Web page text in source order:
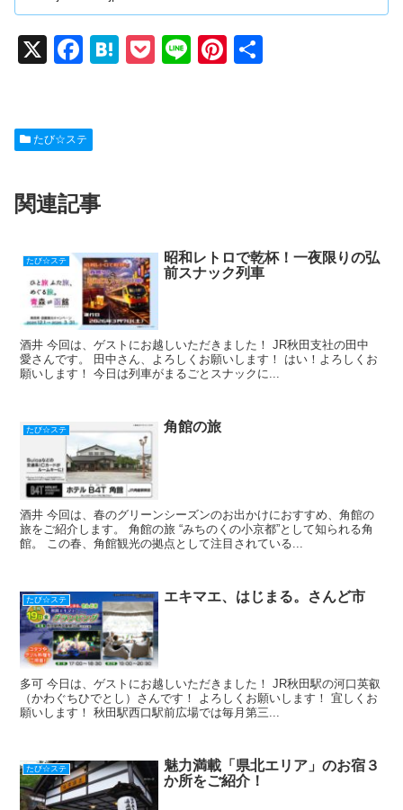
X
F
e
o
o
k
H
P
Li
Pi
たび☆ステ
関連記事
たび☆ステ
昭和レトロで乾杯！一夜限りの弘
前スナック列車
酒井 今回は、ゲストにお越しいただきました！ JR秋田支社の田中
愛さんです。 田中さん、よろしくお願いします！ はい！よろしくお
願いします！ 今日は列車がまるごとスナックに...
たび☆ステ 角館の旅
酒井 今回は、春のグリーンシーズンのお出かけにおすすめ、角館の
旅をご紹介します。 角館の旅 “みちのくの小京都”として知られる角
館。 この春、角館観光の拠点として注目されている...
たび☆ステ エキマエ、はじまる。さんど市
多可 今日は、ゲストにお越しいただきました！ JR秋田駅の河口英叡
（かわぐちひでとし）さんです！ よろしくお願いします！ 宜しくお
願いします！ 秋田駅西口駅前広場では毎月第三...
たび☆ステ
魅力満載「県北エリア」のお宿３
か所をご紹介！